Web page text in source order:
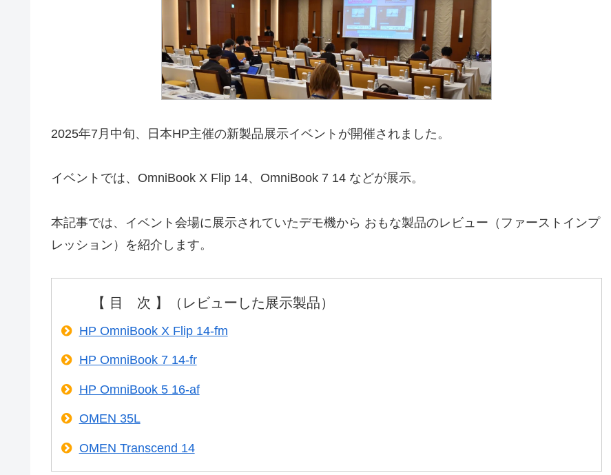
2025年7月中旬、日本HP主催の新製品展示イベントが開催されました。
イベントでは、OmniBook X Flip 14、OmniBook 7 14 などが展示。
本記事では、イベント会場に展示されていたデモ機から おもな製品のレビュー（ファーストインプ
レッション）を紹介します。
【 目 次 】（レビューした展示製品）
HP OmniBook X Flip 14-fm
HP OmniBook 7 14-fr
HP OmniBook 5 16-af
OMEN 35L
OMEN Transcend 14